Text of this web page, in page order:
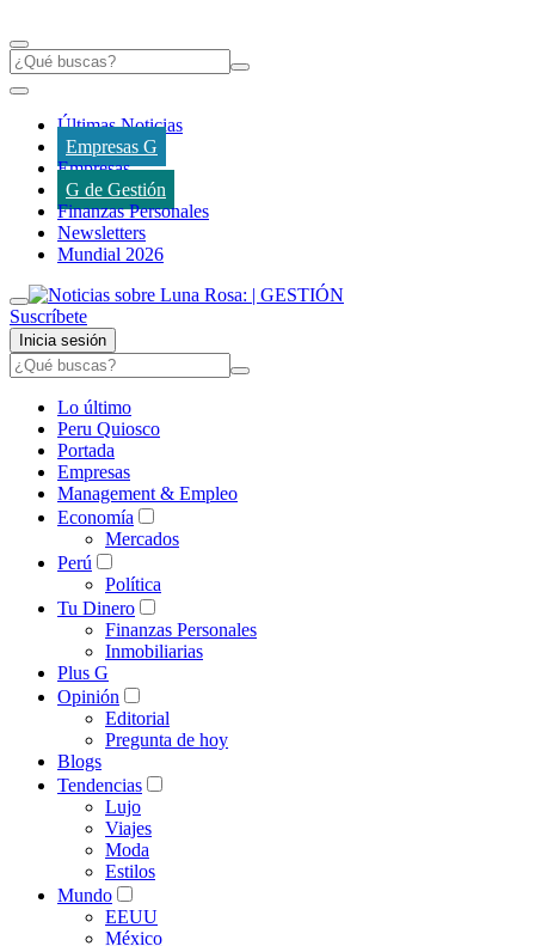
Últimas Noticias
Empresas G
Empresas
G de Gestión
Finanzas Personales
Newsletters
Mundial 2026
Suscríbete
Inicia sesión
Lo último
Peru Quiosco
Portada
Empresas
Management & Empleo
Economía
Mercados
Perú
Política
Tu Dinero
Finanzas Personales
Inmobiliarias
Plus G
Opinión
Editorial
Pregunta de hoy
Blogs
Tendencias
Lujo
Viajes
Moda
Estilos
Mundo
EEUU
México